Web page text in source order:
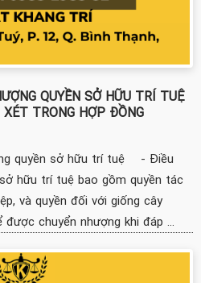
QUYỀN SỞ HỮU TRÍ TUỆ
TRONG HỢP ĐỒNG
quyền sở hữu trí tuệ - Điều
hữu trí tuệ bao gồm quyền tác
và quyền đối với giống cây
chuyển nhượng khi đáp ...